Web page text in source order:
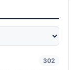
302